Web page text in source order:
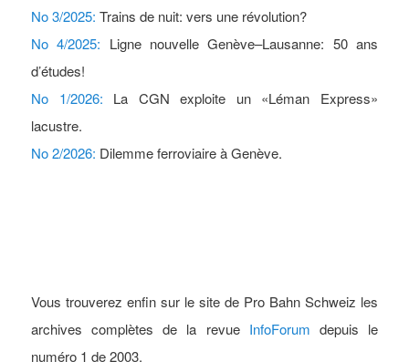
No 3/2025: Trains de nuit: vers une révolution?
No 4/2025: Ligne nouvelle Genève–Lausanne: 50 ans
d’études!
No 1/2026: La CGN exploite un «Léman Express»
lacustre.
No 2/2026: Dilemme ferroviaire à Genève.
Vous trouverez enfin sur le site de Pro Bahn Schweiz les
archives complètes de la revue InfoForum depuis le
numéro 1 de 2003.